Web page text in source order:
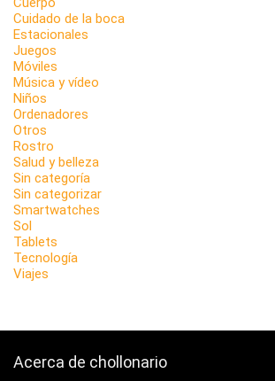
Cuidado de la boca
Estacionales
Juegos
Móviles
Música y vídeo
Niños
Ordenadores
Otros
Rostro
Salud y belleza
Sin categoría
Sin categorizar
Smartwatches
Sol
Tablets
Tecnología
Viajes
Acerca de chollonario